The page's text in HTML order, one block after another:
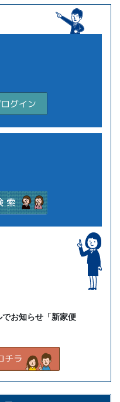
お知らせ「新家便